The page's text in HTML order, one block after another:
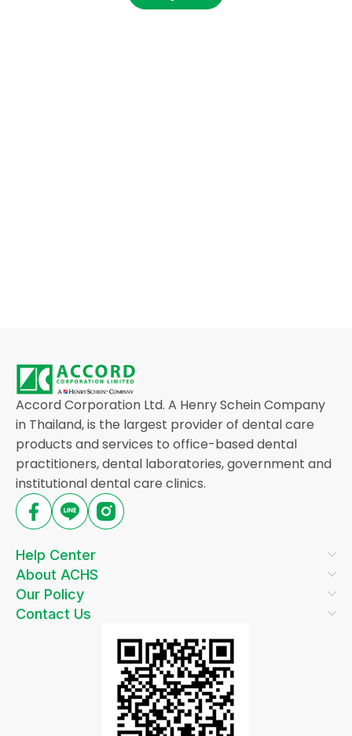
Accord Corporation Ltd. A Henry Schein Company
in Thailand, is the largest provider of dental care
products and services to office-based dental
practitioners, dental laboratories, government and
institutional dental care clinics.
Help Center
About ACHS
Our Policy
Contact Us